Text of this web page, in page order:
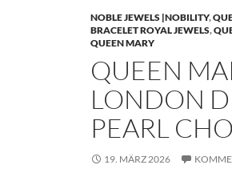
NOBLE JEWELS |NOBILITY,
BRACELET ROYAL JEWELS,
QUEEN MARY
QUEEN
LONDON
PEARL
19. MÄRZ 2026